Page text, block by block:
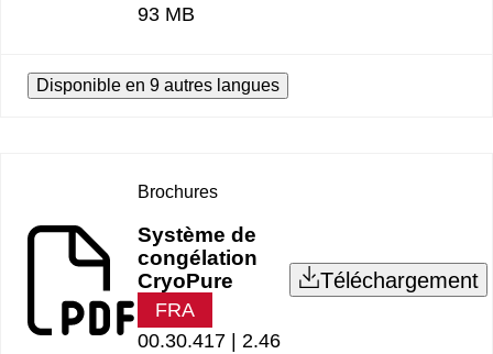
93 MB
Disponible en 9 autres langues
Brochures
Système de
congélation
CryoPure
FRA
00.30.417 | 2.46
Téléchargement